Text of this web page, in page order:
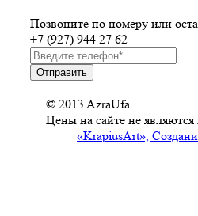
Позвоните по номеру или
+7 (927) 944 27 62
© 2013 AzraUfa
Цены на сайте не
«KrapiusArt»,